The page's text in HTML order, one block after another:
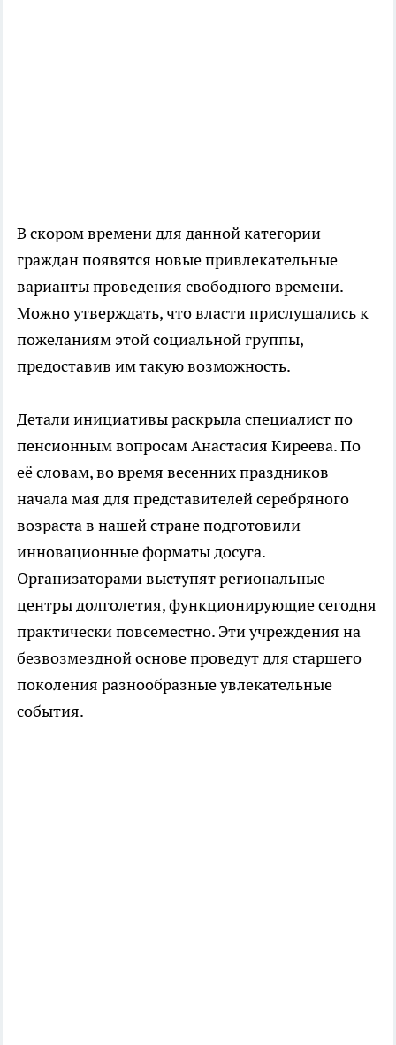
В скором времени для данной категории
граждан появятся новые привлекательные
варианты проведения свободного времени.
Можно утверждать, что власти прислушались к
пожеланиям этой социальной группы,
предоставив им такую возможность.
Детали инициативы раскрыла специалист по
пенсионным вопросам Анастасия Киреева. По
её словам, во время весенних праздников
начала мая для представителей серебряного
возраста в нашей стране подготовили
инновационные форматы досуга.
Организаторами выступят региональные
центры долголетия, функционирующие сегодня
практически повсеместно. Эти учреждения на
безвозмездной основе проведут для старшего
поколения разнообразные увлекательные
события.